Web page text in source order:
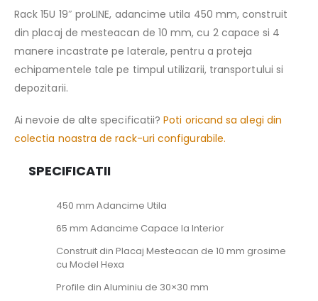
Rack 15U 19″ proLINE, adancime utila 450 mm, construit
din placaj de mesteacan de 10 mm, cu 2 capace si 4
manere incastrate pe laterale, pentru a proteja
echipamentele tale pe timpul utilizarii, transportului si
depozitarii.
Ai nevoie de alte specificatii?Poti oricand sa alegi din
colectia noastra de rack-uri configurabile.
SPECIFICATII
450 mm Adancime Utila
65 mm Adancime Capace la Interior
Construit din Placaj Mesteacan de 10 mm grosime
cu Model Hexa
Profile din Aluminiu de 30×30 mm